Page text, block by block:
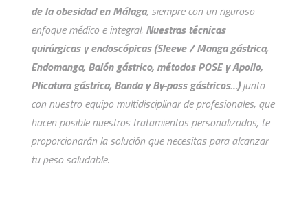
de la obesidad en Málaga, siempre con un riguroso
enfoque médico e integral. Nuestras técnicas
quirúrgicas y endoscópicas (Sleeve / Manga gástrica,
Endomanga, Balón gástrico, métodos POSE y Apollo,
Plicatura gástrica, Banda y By-pass gástricos…)junto
con nuestro equipo multidisciplinar de profesionales, que
hacen posible nuestros tratamientos personalizados, te
proporcionarán la solución que necesitas para alcanzar
tu peso saludable.